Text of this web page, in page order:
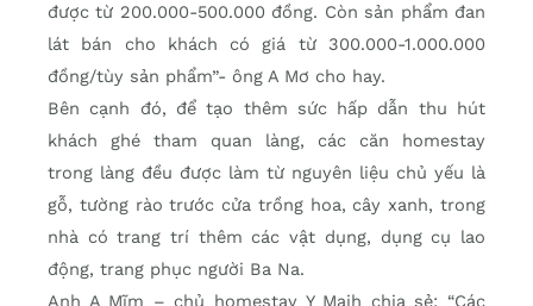
được từ 200.000-500.000 đồng. Còn sản phẩm đan
lát bán cho khách có giá từ 300.000-1.000.000
đồng/tùy sản phẩm”- ông A Mơ cho hay.
Bên cạnh đó, để tạo thêm sức hấp dẫn thu hút
khách ghé tham quan làng, các căn homestay
trong làng đều được làm từ nguyên liệu chủ yếu là
gỗ, tường rào trước cửa trồng hoa, cây xanh, trong
nhà có trang trí thêm các vật dụng, dụng cụ lao
động, trang phục người Ba Na.
Anh A Mĩm – chủ homestay Y Maih chia sẻ: “Các